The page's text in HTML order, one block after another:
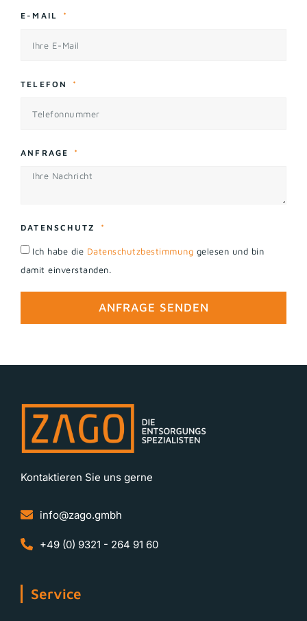
E-MAIL
TELEFON
ANFRAGE
DATENSCHUTZ
Ich habe die Datenschutzbestimmung gelesen und bin
damit einverstanden.
ANFRAGE SENDEN
Kontaktieren Sie uns gerne
info@zago.gmbh
+49 (0) 9321 - 264 91 60
Service